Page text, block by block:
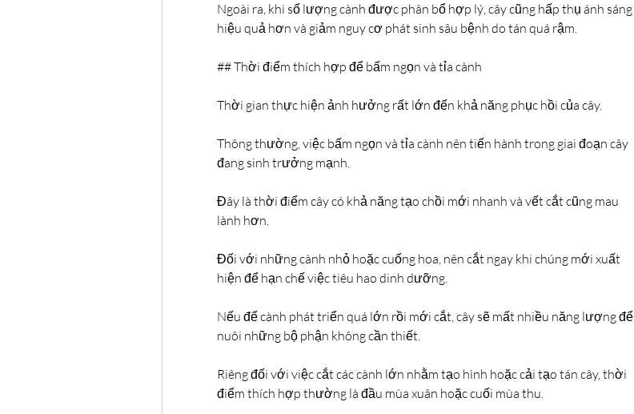
Ngoài ra, khi số lượng cành được phân bổ hợp lý, cây cũng hấp thụ ánh sáng
hiệu quả hơn và giảm nguy cơ phát sinh sâu bệnh do tán quá rậm.
## Thời điểm thích hợp để bấm ngọn và tỉa cành
Thời gian thực hiện ảnh hưởng rất lớn đến khả năng phục hồi của cây.
Thông thường, việc bấm ngọn và tỉa cành nên tiến hành trong giai đoạn cây
đang sinh trưởng mạnh.
Đây là thời điểm cây có khả năng tạo chồi mới nhanh và vết cắt cũng mau
lành hơn.
Đối với những cành nhỏ hoặc cuống hoa, nên cắt ngay khi chúng mới xuất
hiện để hạn chế việc tiêu hao dinh dưỡng.
Nếu để cành phát triển quá lớn rồi mới cắt, cây sẽ mất nhiều năng lượng để
nuôi những bộ phận không cần thiết.
Riêng đối với việc cắt các cành lớn nhằm tạo hình hoặc cải tạo tán cây, thời
điểm thích hợp thường là đầu mùa xuân hoặc cuối mùa thu.